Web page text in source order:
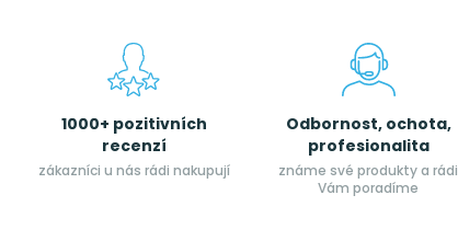
1000+ pozitivních
recenzí
zákazníci u nás rádi nakupují
Odbornost, ochota,
profesionalita
známe své produkty a rádi
Vám poradíme